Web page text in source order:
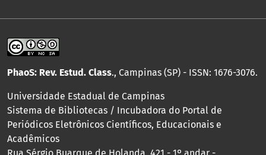
PhaoS: Rev. Estud. Class., Campinas (SP) - ISSN: 1676-3076.
Universidade Estadual de Campinas
Sistema de Bibliotecas / Incubadora do Portal de
Periódicos Eletrônicos Científicos, Educacionais e
Acadêmicos